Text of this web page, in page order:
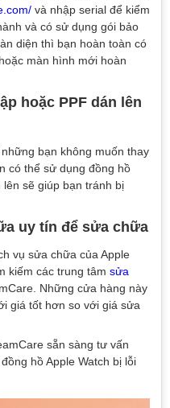
và nhập serial để kiểm
và có sử dụng gói bảo
diện thì bạn hoàn toàn có
màn hình mới hoàn
hoặc PPF dán lên
bạn không muốn thay
có thể sử dụng đồng hồ
sẽ giúp bạn tránh bị
uy tín để sửa chữa
vụ sửa chữa của Apple
kiếm các trung tâm sửa
Những cửa hàng này
giá tốt hơn so với giá sửa
sẵn sàng tư vấn
hồ Apple Watch bị lỗi